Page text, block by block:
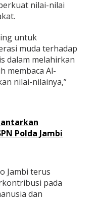
nilai-nilai
untuk
muda terhadap
dalam melahirkan
membaca Al-
nilai-nilainya,”
Polda Jambi
Jambi terus
pada
dan